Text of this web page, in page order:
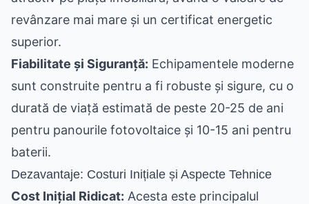
revânzare mai mare și un certificat energetic
superior.
Fiabilitate și Siguranță: Echipamentele moderne
sunt construite pentru a fi robuste și sigure, cu o
durată de viață estimată de peste 20-25 de ani
pentru panourile fotovoltaice și 10-15 ani pentru
baterii.
Dezavantaje: Costuri Inițiale și Aspecte Tehnice
Cost Inițial Ridicat: Acesta este principalul